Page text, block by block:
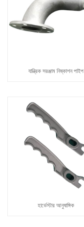
যান্ত্রিক সরঞ্জাম নিষ্কাশন পাইপ
হার্ভেস্টার আনুষাঙ্গিক